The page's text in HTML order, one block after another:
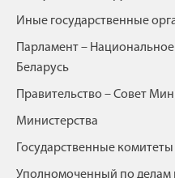
Иные государственные
Парламент –
Беларусь
Правительство – Совет
Министерства
Государственные комитеты
Уполномоченный по делам